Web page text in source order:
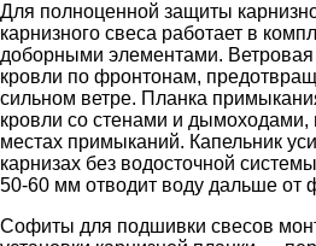
Для полноценной защиты
карнизного свеса работает в
доборными элементами. Ветровая
кровли по фронтонам,
сильном ветре. Планка
кровли со стенами и дымоходами,
местах примыканий. Капельник
карнизах без водосточной
50-60 мм отводит воду дальше от
Софиты для подшивки свесов